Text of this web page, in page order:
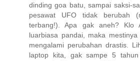
dinding goa batu, sampai saksi-
pesawat UFO tidak berubah
terbang!). Apa gak aneh? Klo
luarbiasa pandai, maka
mengalami perubahan drastis.
laptop kita, gak sampe 5